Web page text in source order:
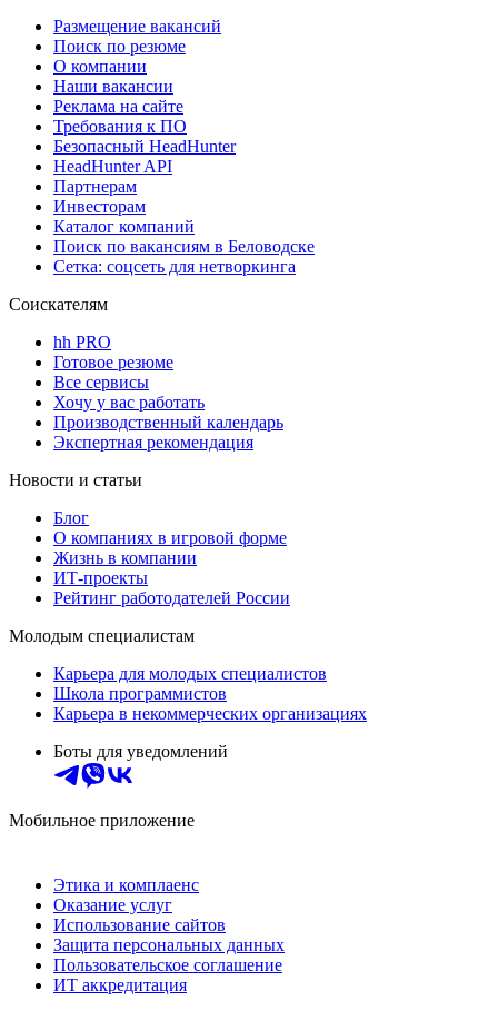
Размещение вакансий
Поиск по резюме
О компании
Наши вакансии
Реклама на сайте
Требования к ПО
Безопасный HeadHunter
HeadHunter API
Партнерам
Инвесторам
Каталог компаний
Поиск по вакансиям в Беловодске
Сетка: соцсеть для нетворкинга
Соискателям
hh PRO
Готовое резюме
Все сервисы
Хочу у вас работать
Производственный календарь
Экспертная рекомендация
Новости и статьи
Блог
О компаниях в игровой форме
Жизнь в компании
ИТ-проекты
Рейтинг работодателей России
Молодым специалистам
Карьера для молодых специалистов
Школа программистов
Карьера в некоммерческих организациях
Боты для уведомлений
Мобильное приложение
Этика и комплаенс
Оказание услуг
Использование сайтов
Защита персональных данных
Пользовательское соглашение
ИТ аккредитация